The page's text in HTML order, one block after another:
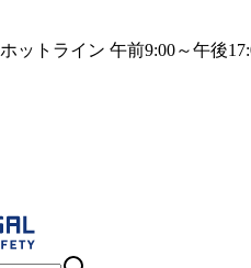
ホットライン 午前9:00～午後